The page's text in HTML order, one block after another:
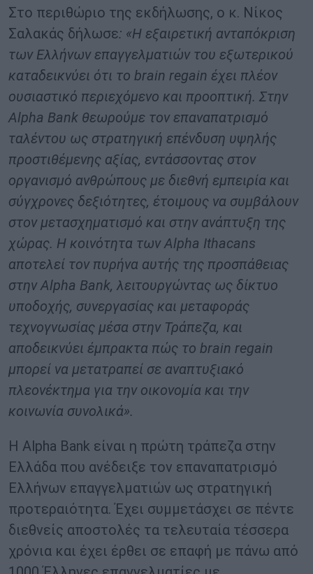
Στο περιθώριο της εκδήλωσης, ο κ. Νίκος
Σαλακάς δήλωσε: «Η εξαιρετική ανταπόκριση
των Ελλήνων επαγγελματιών του εξωτερικού
καταδεικνύει ότι το brain regain έχει πλέον
ουσιαστικό περιεχόμενο και προοπτική. Στην
Alpha Bank θεωρούμε τον επαναπατρισμό
ταλέντου ως στρατηγική επένδυση υψηλής
προστιθέμενης αξίας, εντάσσοντας στον
οργανισμό ανθρώπους με διεθνή εμπειρία και
σύγχρονες δεξιότητες, έτοιμους να συμβάλουν
στον μετασχηματισμό και στην ανάπτυξη της
χώρας. Η κοινότητα των Alpha Ithacans
αποτελεί τον πυρήνα αυτής της προσπάθειας
στην Alpha Bank, λειτουργώντας ως δίκτυο
υποδοχής, συνεργασίας και μεταφοράς
τεχνογνωσίας μέσα στην Τράπεζα, και
αποδεικνύει έμπρακτα πώς το brain regain
μπορεί να μετατραπεί σε αναπτυξιακό
πλεονέκτημα για την οικονομία και την
κοινωνία συνολικά».
Η Alpha Bank είναι η πρώτη τράπεζα στην
Ελλάδα που ανέδειξε τον επαναπατρισμό
Ελλήνων επαγγελματιών ως στρατηγική
προτεραιότητα. Έχει συμμετάσχει σε πέντε
διεθνείς αποστολές τα τελευταία τέσσερα
χρόνια και έχει έρθει σε επαφή με πάνω από